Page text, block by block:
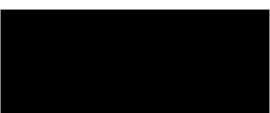
そんなときこそ、パソコン修理経験